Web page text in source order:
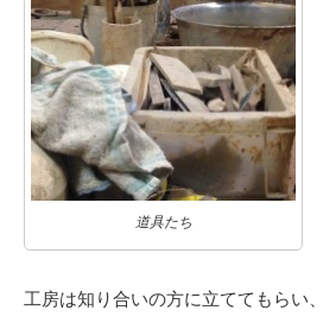
道具たち
工房は知り合いの方に立ててもらい